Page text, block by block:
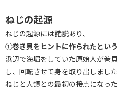
ねじの起源
ねじの起源には諸説あり、
①巻き貝をヒントに作られたとい
浜辺で海堀をしていた原始人が巻
し、回転させて身を取り出しまし
ねじと人類との最初の接点になった